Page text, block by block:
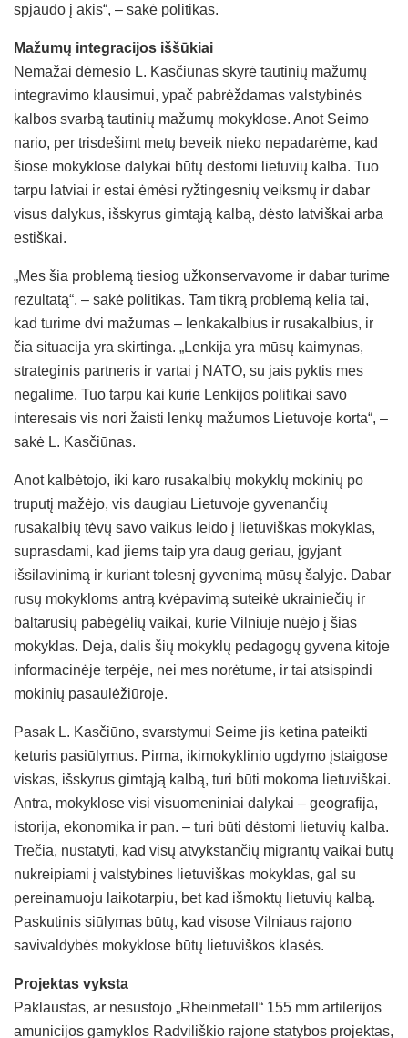
spjaudo į akis“, – sakė politikas.
Mažumų integracijos iššūkiai
Nemažai dėmesio L. Kasčiūnas skyrė tautinių mažumų
integravimo klausimui, ypač pabrėždamas valstybinės
kalbos svarbą tautinių mažumų mokyklose. Anot Seimo
nario, per trisdešimt metų beveik nieko nepadarėme, kad
šiose mokyklose dalykai būtų dėstomi lietuvių kalba. Tuo
tarpu latviai ir estai ėmėsi ryžtingesnių veiksmų ir dabar
visus dalykus, išskyrus gimtąją kalbą, dėsto latviškai arba
estiškai.
„Mes šia problemą tiesiog užkonservavome ir dabar turime
rezultatą“, – sakė politikas. Tam tikrą problemą kelia tai,
kad turime dvi mažumas – lenkakalbius ir rusakalbius, ir
čia situacija yra skirtinga. „Lenkija yra mūsų kaimynas,
strateginis partneris ir vartai į NATO, su jais pyktis mes
negalime. Tuo tarpu kai kurie Lenkijos politikai savo
interesais vis nori žaisti lenkų mažumos Lietuvoje korta“, –
sakė L. Kasčiūnas.
Anot kalbėtojo, iki karo rusakalbių mokyklų mokinių po
truputį mažėjo, vis daugiau Lietuvoje gyvenančių
rusakalbių tėvų savo vaikus leido į lietuviškas mokyklas,
suprasdami, kad jiems taip yra daug geriau, įgyjant
išsilavinimą ir kuriant tolesnį gyvenimą mūsų šalyje. Dabar
rusų mokykloms antrą kvėpavimą suteikė ukrainiečių ir
baltarusių pabėgėlių vaikai, kurie Vilniuje nuėjo į šias
mokyklas. Deja, dalis šių mokyklų pedagogų gyvena kitoje
informacinėje terpėje, nei mes norėtume, ir tai atsispindi
mokinių pasaulėžiūroje.
Pasak L. Kasčiūno, svarstymui Seime jis ketina pateikti
keturis pasiūlymus. Pirma, ikimokyklinio ugdymo įstaigose
viskas, išskyrus gimtąją kalbą, turi būti mokoma lietuviškai.
Antra, mokyklose visi visuomeniniai dalykai – geografija,
istorija, ekonomika ir pan. – turi būti dėstomi lietuvių kalba.
Trečia, nustatyti, kad visų atvykstančių migrantų vaikai būtų
nukreipiami į valstybines lietuviškas mokyklas, gal su
pereinamuoju laikotarpiu, bet kad išmoktų lietuvių kalbą.
Paskutinis siūlymas būtų, kad visose Vilniaus rajono
savivaldybės mokyklose būtų lietuviškos klasės.
Projektas vyksta
Paklaustas, ar nesustojo „Rheinmetall“ 155 mm artilerijos
amunicijos gamyklos Radviliškio rajone statybos projektas,